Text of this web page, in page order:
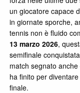
un giocatore capace
in giornate sporche,
tennis non è fluido
13 marzo 2026,
semifinale
match segnato
ha finito per
finale.